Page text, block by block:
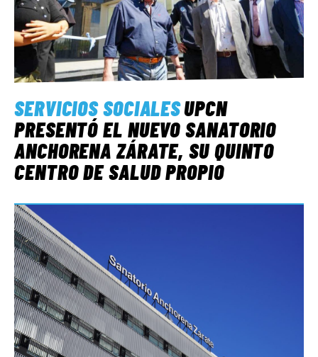
SERVICIOS SOCIALESUPCN
PRESENTÓ EL NUEVO SANATORIO
ANCHORENA ZÁRATE, SU QUINTO
CENTRO DE SALUD PROPIO